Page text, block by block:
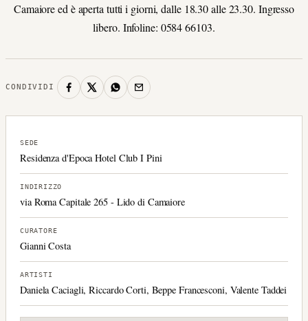
Camaiore ed è aperta tutti i giorni, dalle 18.30 alle 23.30. Ingresso
libero. Infoline: 0584 66103.
CONDIVIDI
SEDE
Residenza d'Epoca Hotel Club I Pini
INDIRIZZO
via Roma Capitale 265 - Lido di Camaiore
CURATORE
Gianni Costa
ARTISTI
Daniela Caciagli, Riccardo Corti, Beppe Francesconi, Valente Taddei